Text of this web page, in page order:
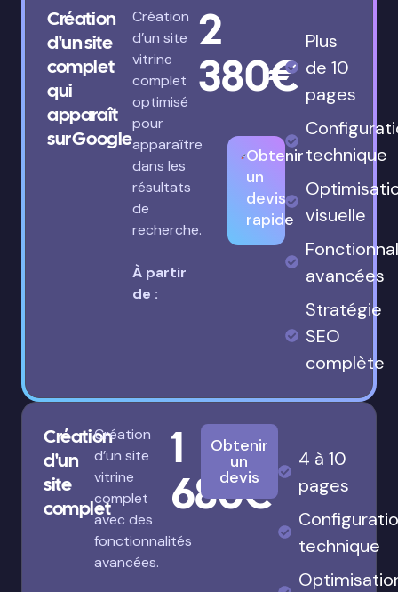
Création
d'un site
complet
qui
apparaît
sur Google
Création
d’un site
vitrine
complet
optimisé
pour
apparaître
dans les
résultats
de
recherche.
À partir
de :
2
380€
Obtenir
un
devis
rapide
Plus
de 10
pages
technique
visuelle
avancées
Stratégie
SEO
complète
Création
d'un
site
complet
Création
d’un site
vitrine
complet
avec des
fonctionnalités
avancées.
1
680€
Obtenir
un
devis
4 à 10
pages
technique